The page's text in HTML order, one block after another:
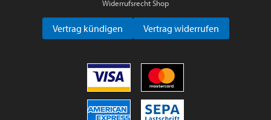
Widerrufsrecht Shop
Vertrag kündigen Vertrag widerrufen